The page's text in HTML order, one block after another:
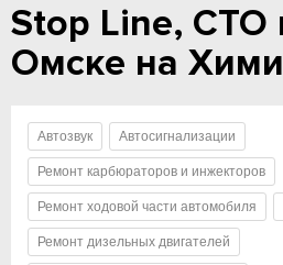
Stop Line, СТО
Омске на
Автозвук Автосигнализации
Ремонт карбюраторов и инжекторов
Ремонт ходовой части автомобиля
Ремонт дизельных двигателей